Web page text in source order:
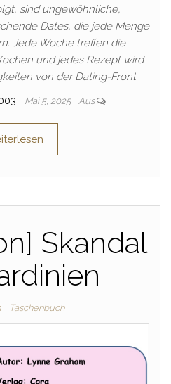
sind ungewöhnliche,
Dates, die jede Menge
Jede Woche treffen die
und jedes Rezept wird
von der Dating-Front.
Mai 5, 2025 Aus
Skandal
Taschenbuch